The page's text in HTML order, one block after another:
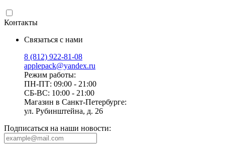
Контакты
Связаться с нами
8 (812) 922-81-08
applepack@yandex.ru
Режим работы:
ПН-ПТ: 09:00 - 21:00
СБ-ВС: 10:00 - 21:00
Магазин в Санкт-Петербурге:
ул. Рубинштейна, д. 26
Подписаться на наши новости: